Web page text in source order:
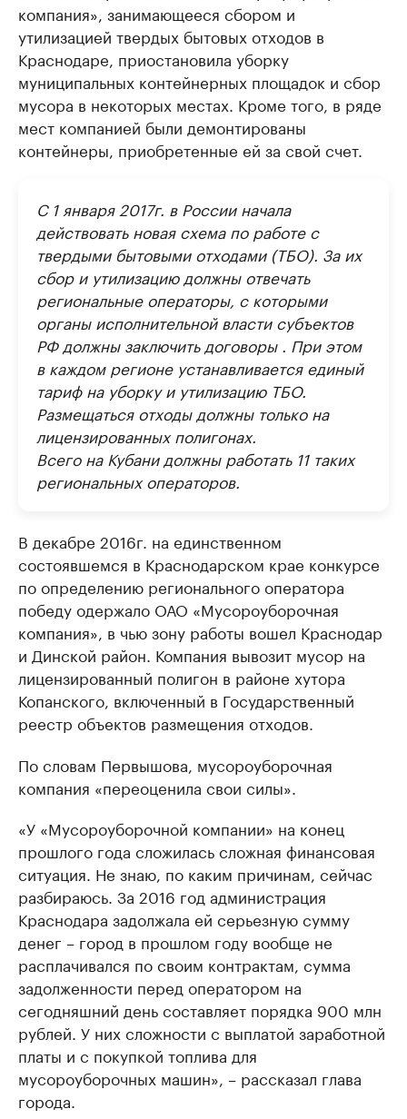
компания», занимающееся сбором и
утилизацией твердых бытовых отходов в
Краснодаре, приостановила уборку
муниципальных контейнерных площадок и сбор
мусора в некоторых местах. Кроме того, в ряде
мест компанией были демонтированы
контейнеры, приобретенные ей за свой счет.
С 1 января 2017г. в России начала
действовать новая схема по работе с
твердыми бытовыми отходами (ТБО). За их
сбор и утилизацию должны отвечать
региональные операторы, с которыми
органы исполнительной власти субъектов
РФ должны заключить договоры . При этом
в каждом регионе устанавливается единый
тариф на уборку и утилизацию ТБО.
Размещаться отходы должны только на
лицензированных полигонах.
Всего на Кубани должны работать 11 таких
региональных операторов.
В декабре 2016г. на единственном
состоявшемся в Краснодарском крае конкурсе
по определению регионального оператора
победу одержало ОАО «Мусороуборочная
компания», в чью зону работы вошел Краснодар
и Динской район. Компания вывозит мусор на
лицензированный полигон в районе хутора
Копанского, включенный в Государственный
реестр объектов размещения отходов.
По словам Первышова, мусороуборочная
компания «переоценила свои силы».
«У «Мусороуборочной компании» на конец
прошлого года сложилась сложная финансовая
ситуация. Не знаю, по каким причинам, сейчас
разбираюсь. За 2016 год администрация
Краснодара задолжала ей серьезную сумму
денег – город в прошлом году вообще не
расплачивался по своим контрактам, сумма
задолженности перед оператором на
сегодняшний день составляет порядка 900 млн
рублей. У них сложности с выплатой заработной
платы и с покупкой топлива для
мусороуборочных машин», – рассказал глава
города.